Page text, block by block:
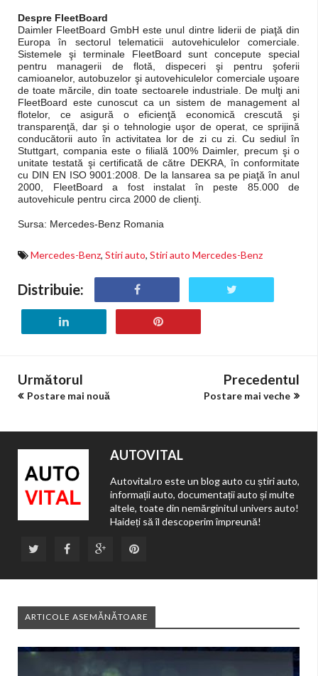
Despre FleetBoard
Daimler FleetBoard GmbH este unul dintre liderii de piaţă din
Europa în sectorul telematicii autovehiculelor comerciale.
Sistemele şi terminale FleetBoard sunt concepute special
pentru managerii de flotă, dispeceri şi pentru şoferii
camioanelor, autobuzelor şi autovehiculelor comerciale uşoare
de toate mărcile, din toate sectoarele industriale. De mulţi ani
FleetBoard este cunoscut ca un sistem de management al
flotelor, ce asigură o eficienţă economică crescută şi
transparenţă, dar şi o tehnologie uşor de operat, ce sprijină
conducătorii auto în activitatea lor de zi cu zi. Cu sediul în
Stuttgart, compania este o filială 100% Daimler, precum şi o
unitate testată şi certificată de către DEKRA, în conformitate
cu DIN EN ISO 9001:2008. De la lansarea sa pe piaţă în anul
2000, FleetBoard a fost instalat în peste 85.000 de
autovehicule pentru circa 2000 de clienţi.
Sursa: Mercedes-Benz Romania
Mercedes-Benz, Stiri auto, Stiri auto Mercedes-Benz
Distribuie:
Următorul
Postare mai nouă
Precedentul
Postare mai veche
AUTOVITAL
Autovital.ro este un blog auto cu știri auto,
informații auto, documentații auto și multe
altele, toate din nemărginitul univers auto!
Haideți să îl descoperim împreună!
ARTICOLE ASEMĂNĂTOARE